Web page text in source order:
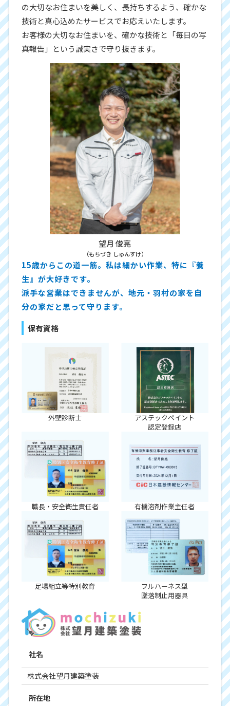
の大切なお住まいを美しく、長持ちするよう、確かな
技術と真心込めたサービスでお応えいたします。
お客様の大切なお住まいを、確かな技術と「毎日の写
真報告」という誠実さで守り抜きます。
望月 俊亮
（もちづき しゅんすけ）
15歳からこの道一筋。私は細かい作業、特に『養
生』が大好きです。
派手な営業はできませんが、地元・羽村の家を自
分の家だと思って守ります。
保有資格
外壁診断士
アステックペイント
認定登録店
職長・安全衛生責任者 有機溶剤作業主任者
足場組立等特別教育
フルハーネス型
墜落制止用器具
社名
株式会社望月建築塗装
所在地